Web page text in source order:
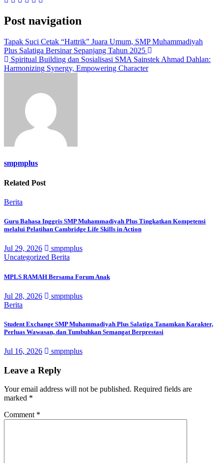
Post navigation
Tapak Suci Cetak “Hattrik” Juara Umum, SMP Muhammadiyah
Plus Salatiga Bersinar Sepanjang Tahun 2025
Spiritual Building dan Sosialisasi SMA Sainstek Ahmad Dahlan:
Harmonizing Synergy, Empowering Character
smpmplus
Related Post
Berita
Guru Bahasa Inggris SMP Muhammadiyah Plus Tingkatkan Kompetensi
melalui Pelatihan Cambridge Life Skills in Action
Jul 29, 2026
smpmplus
Uncategorized Berita
MPLS RAMAH Bersama Forum Anak
Jul 28, 2026
smpmplus
Berita
Student Exchange SMP Muhammadiyah Plus Salatiga Tanamkan Karakter,
Perluas Wawasan, dan Tumbuhkan Semangat Berprestasi
Jul 16, 2026 smpmplus
Leave a Reply
Your email address will not be published. Required fields are
marked *
Comment *